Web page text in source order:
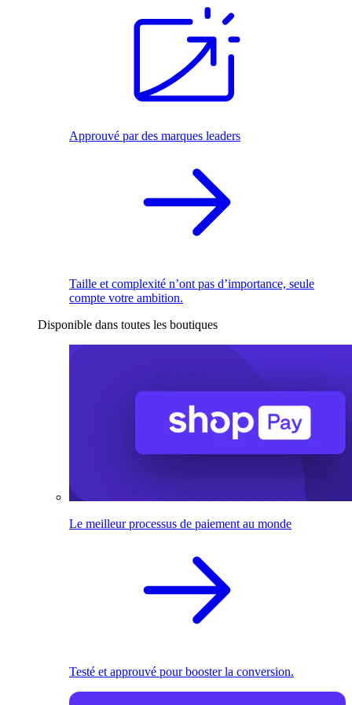
Approuvé par des marques leaders
Taille et complexité n’ont pas d’importance, seule
compte votre ambition.
Disponible dans toutes les boutiques
Le meilleur processus de paiement au monde
Testé et approuvé pour booster la conversion.